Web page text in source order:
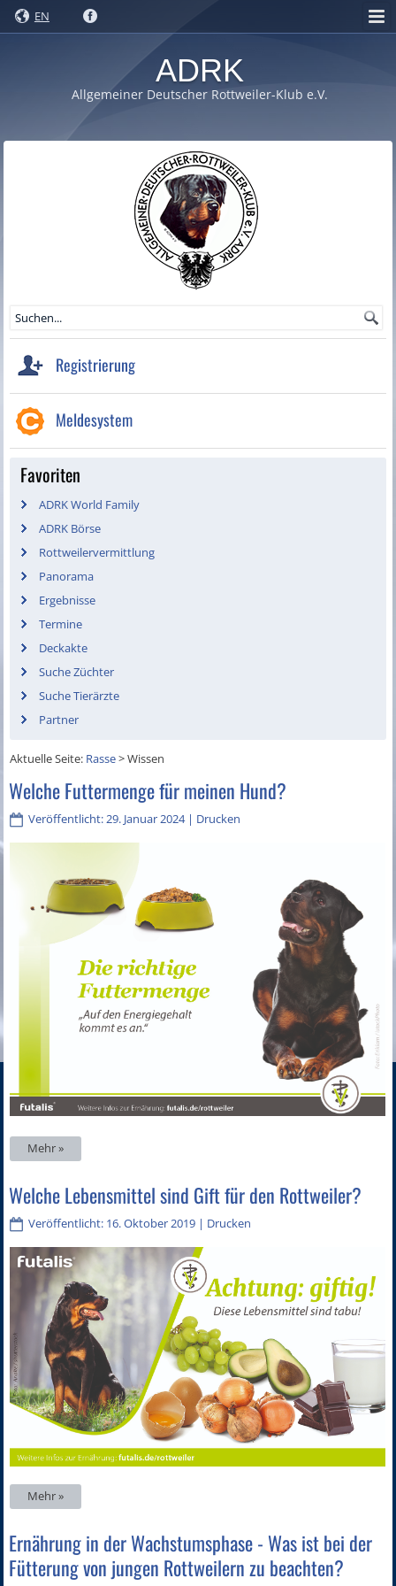
EN
ADRK
Allgemeiner Deutscher Rottweiler-Klub e.V.
Registrierung
Meldesystem
Favoriten
ADRK World Family
ADRK Börse
Rottweilervermittlung
Panorama
Ergebnisse
Termine
Deckakte
Suche Züchter
Suche Tierärzte
Partner
Aktuelle Seite: Rasse>Wissen
Welche Futtermenge für meinen Hund?
Veröffentlicht: 29. Januar 2024| Drucken
Mehr »
Welche Lebensmittel sind Gift für den Rottweiler?
Veröffentlicht: 16. Oktober 2019 | Drucken
Mehr »
Ernährung in der Wachstumsphase - Was ist bei der
Fütterung von jungen Rottweilern zu beachten?